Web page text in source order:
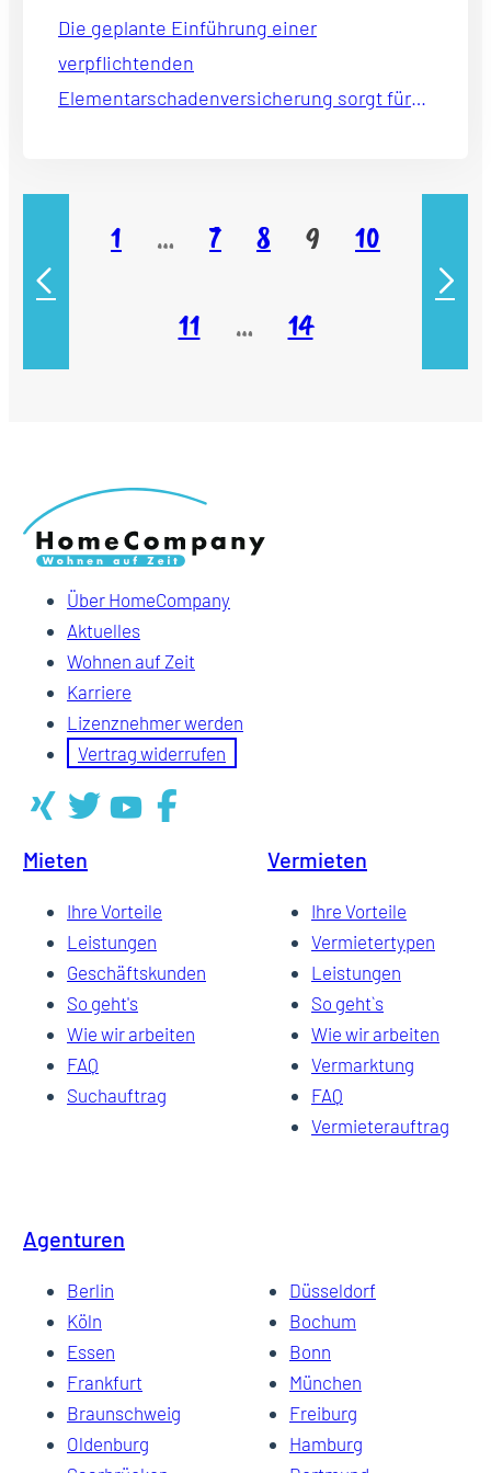
Die geplante Einführung einer
verpflichtenden
Elementarschadenversicherung sorgt für
1 … 7 8 9 10
11 … 14
Über HomeCompany
Aktuelles
Wohnen auf Zeit
Karriere
Lizenznehmer werden
Vertrag widerrufen
Mieten
Ihre Vorteile
Leistungen
Geschäftskunden
So geht's
Wie wir arbeiten
FAQ
Suchauftrag
Vermieten
Ihre Vorteile
Vermietertypen
Leistungen
So geht`s
Wie wir arbeiten
Vermarktung
FAQ
Vermieterauftrag
Agenturen
Berlin
Düsseldorf
Köln
Bochum
Essen
Bonn
Frankfurt
München
Braunschweig
Freiburg
Oldenburg
Hamburg